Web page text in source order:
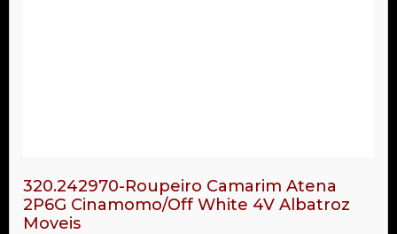
320.242970-Roupeiro Camarim Atena
2P6G Cinamomo/Off White 4V Albatroz
Moveis